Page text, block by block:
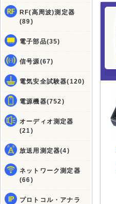
RF(高周波)測定器
(89)
電子部品(35)
信号源(67)
電気安全試験器(120)
電源機器(752)
オーディオ測定器
(21)
放送用測定器(4)
ネットワーク測定器
(66)
プロトコル・アナラ